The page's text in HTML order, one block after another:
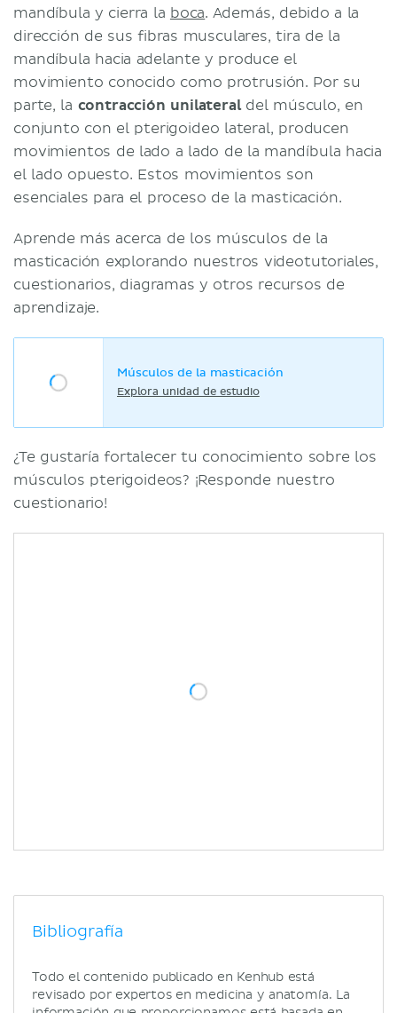
mandíbula y cierra la boca. Además, debido a la
dirección de sus fibras musculares, tira de la
mandíbula hacia adelante y produce el
movimiento conocido como protrusión. Por su
parte, la contracción unilateraldel músculo, en
conjunto con el pterigoideo lateral, producen
movimientos de lado a lado de la mandíbula hacia
el lado opuesto. Estos movimientos son
esenciales para el proceso de la masticación.
Aprende más acerca de los músculos de la
masticación explorando nuestros videotutoriales,
cuestionarios, diagramas y otros recursos de
aprendizaje.
Músculos de la masticación
Explora unidad de estudio
¿Te gustaría fortalecer tu conocimiento sobre los
músculos pterigoideos? ¡Responde nuestro
cuestionario!
Bibliografía
Todo el contenido publicado en Kenhub está
revisado por expertos en medicina y anatomía. La